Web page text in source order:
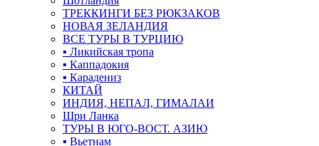
ТРЕККИНГИ БЕЗ РЮКЗАКОВ
НОВАЯ ЗЕЛАНДИЯ
ВСЕ ТУРЫ В ТУРЦИЮ
▪ Ликийская тропа
▪ Каппадокия
▪ Карадениз
КИТАЙ
ИНДИЯ, НЕПАЛ, ГИМАЛАИ
Шри Ланка
ТУРЫ В ЮГО-ВОСТ. АЗИЮ
▪ Вьетнам